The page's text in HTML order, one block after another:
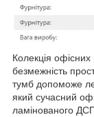
Колекція
безмежність
тумб допоможе
який сучасний
ламінованого